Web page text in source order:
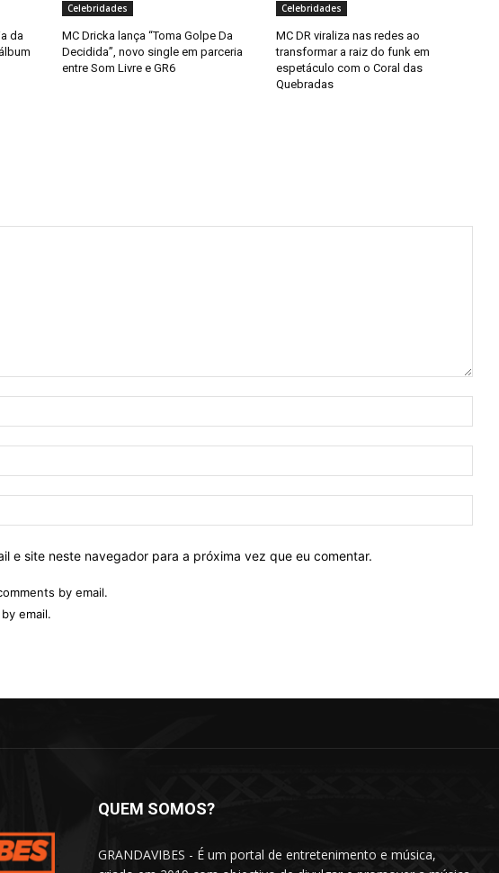
da
Celebridades
MC Dricka lança “Toma Golpe Da
Decidida”, novo single em parceria
entre Som Livre e GR6
Celebridades
MC DR viraliza nas redes ao
transformar a raiz do funk em
espetáculo com o Coral das
Quebradas
mail:*
e site neste navegador para a próxima vez que eu comentar.
by email.
email.
QUEM SOMOS?
GRANDAVIBES - É um portal de entretenimento e música,